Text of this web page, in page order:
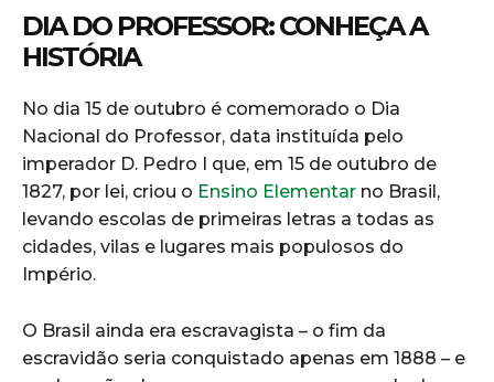
DIA DO PROFESSOR: CONHEÇA A
HISTÓRIA
No dia 15 de outubro é comemorado o Dia
Nacional do Professor, data instituída pelo
imperador D. Pedro I que, em 15 de outubro de
1827, por lei, criou o Ensino Elementar no Brasil,
levando escolas de primeiras letras a todas as
cidades, vilas e lugares mais populosos do
Império.
O Brasil ainda era escravagista – o fim da
escravidão seria conquistado apenas em 1888 – e